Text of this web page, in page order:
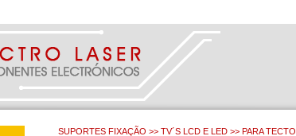
SUPORTES FIXAÇÃO >> TV´S LCD E LED >> PARA TECTO